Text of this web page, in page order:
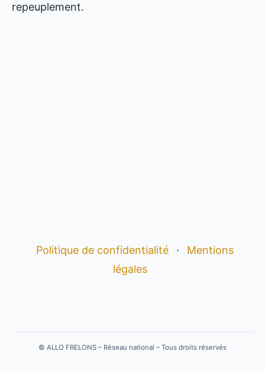
repeuplement.
Politique de confidentialité ·
Mentions
légales
© ALLO FRELONS – Réseau national – Tous droits réservés